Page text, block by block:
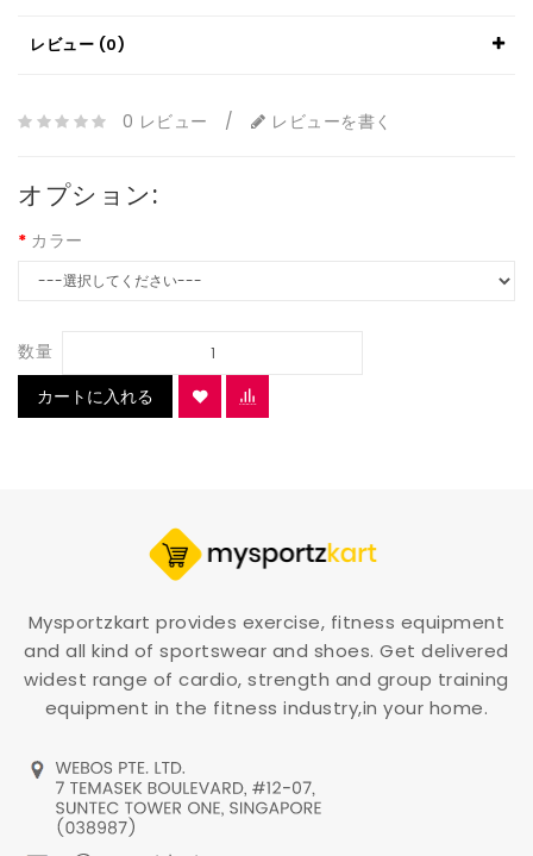
レビュー (0)
0 レビュー / レビューを書く
オプション:
カラー
数量
カートに入れる
Mysportzkart provides exercise, fitness equipment
and all kind of sportswear and shoes. Get delivered
widest range of cardio, strength and group training
equipment in the fitness industry,in your home.